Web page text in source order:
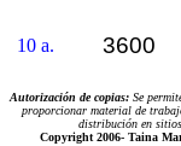
10 a. 3600
Autorización de copias: Se
proporcionar material de
distribución en
Copyright 2006-Taina